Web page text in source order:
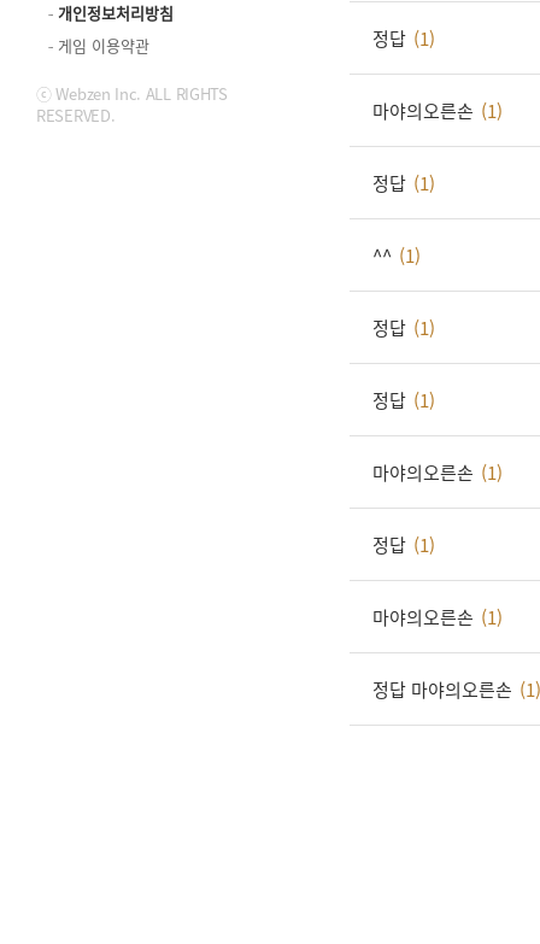
개인정보처리방침
게임 이용약관
ⓒ Webzen Inc. ALL RIGHTS
RESERVED.
정답 (1)
마야의오른손 (1)
정답 (1)
^^ (1)
정답 (1)
정답 (1)
마야의오른손 (1)
정답 (1)
마야의오른손 (1)
정답 마야의오른손 (1)